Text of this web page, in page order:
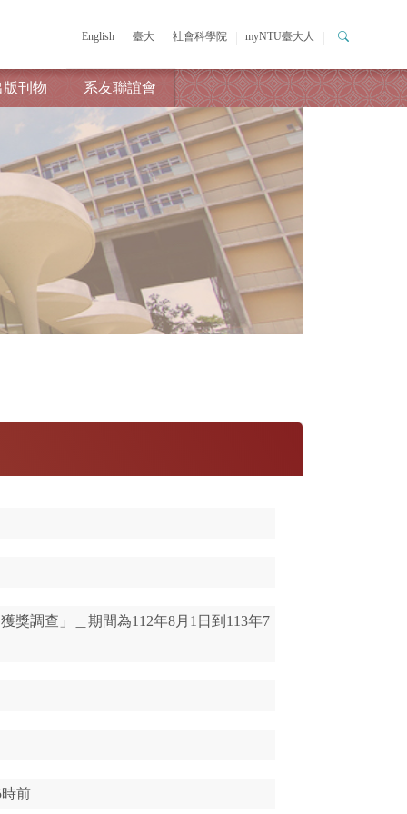
English 臺大 社會科學院 myNTU臺大人
版刊物 系友聯誼會
獎調查」＿期間為112年8月1日到113年7
前